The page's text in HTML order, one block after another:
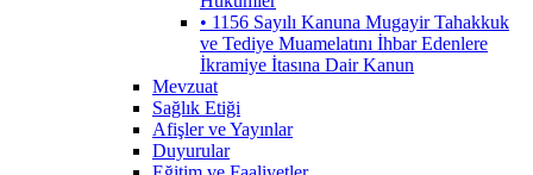
• 1156 Sayılı Kanuna Mugayir Tahakkuk
ve Tediye Muamelatını İhbar Edenlere
İkramiye İtasına Dair Kanun
Mevzuat
Sağlık Etiği
Afişler ve Yayınlar
Duyurular